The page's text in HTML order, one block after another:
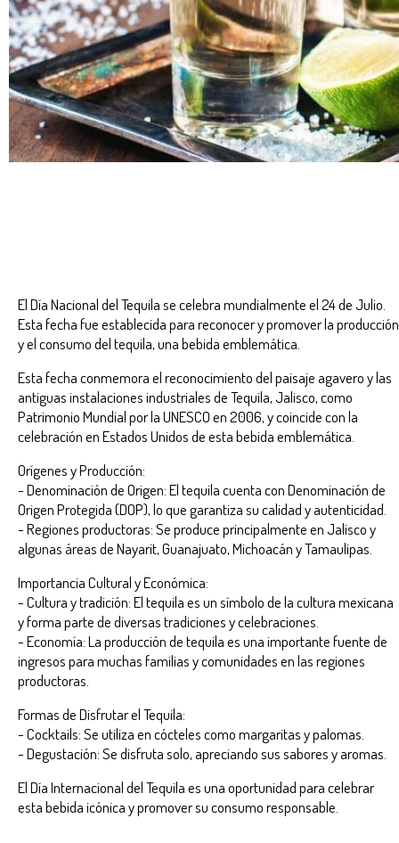
El Día Nacional del Tequila se celebra mundialmente el 24 de Julio.
Esta fecha fue establecida para reconocer y promover la producción
y el consumo del tequila, una bebida emblemática.
Esta fecha conmemora el reconocimiento del paisaje agavero y las
antiguas instalaciones industriales de Tequila, Jalisco, como
Patrimonio Mundial por la UNESCO en 2006, y coincide con la
celebración en Estados Unidos de esta bebida emblemática.
Orígenes y Producción:
- Denominación de Origen: El tequila cuenta con Denominación de
Origen Protegida (DOP), lo que garantiza su calidad y autenticidad.
- Regiones productoras: Se produce principalmente en Jalisco y
algunas áreas de Nayarit, Guanajuato, Michoacán y Tamaulipas.
Importancia Cultural y Económica:
- Cultura y tradición: El tequila es un símbolo de la cultura mexicana
y forma parte de diversas tradiciones y celebraciones.
- Economía: La producción de tequila es una importante fuente de
ingresos para muchas familias y comunidades en las regiones
productoras.
Formas de Disfrutar el Tequila:
- Cocktails: Se utiliza en cócteles como margaritas y palomas.
- Degustación: Se disfruta solo, apreciando sus sabores y aromas.
El Día Internacional del Tequila es una oportunidad para celebrar
esta bebida icónica y promover su consumo responsable.